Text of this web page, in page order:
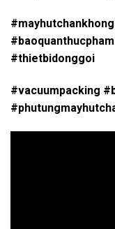
#thietbidonggoi
#vacuumpacking